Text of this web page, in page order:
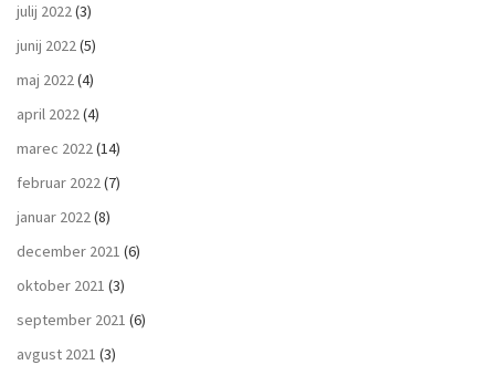
julij 2022(3)
junij 2022(5)
maj 2022(4)
april 2022(4)
marec 2022(14)
februar 2022(7)
januar 2022(8)
december 2021 (6)
oktober 2021 (3)
september 2021 (6)
avgust 2021 (3)